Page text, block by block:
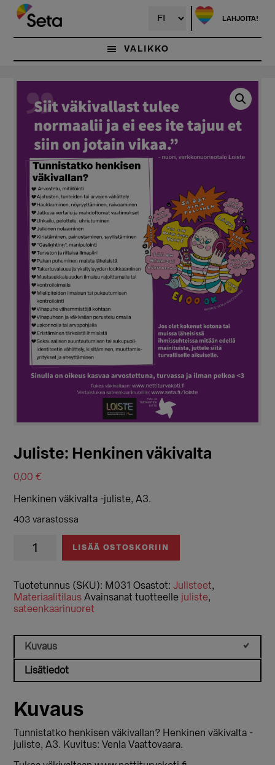
Hyppää
pääsisältöön
LAHJOITA!
VALIKKO
Juliste: Henkinen väkivalta
0,00€
Henkinen väkivalta -juliste, A3.
403 varastossa
Henkinen
LISÄÄ OSTOSKORIIN
Tuotetunnus (SKU): M031 Osastot:Julisteet,
Materiaalitilaus Avainsanat tuotteelle juliste,
sateenkaarinuoret
Kuvaus
Lisätiedot
Kuvaus
Tunnistatko henkisen väkivallan? Henkinen väkivalta -
juliste, A3. Kuvitus: Venla Vaattovaara.